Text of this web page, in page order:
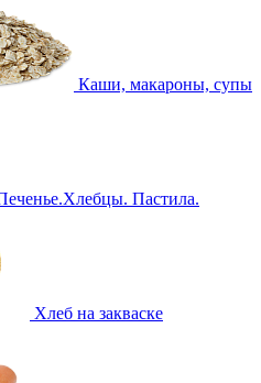
Каши, макароны, супы
Пастила.
Хлеб на закваске